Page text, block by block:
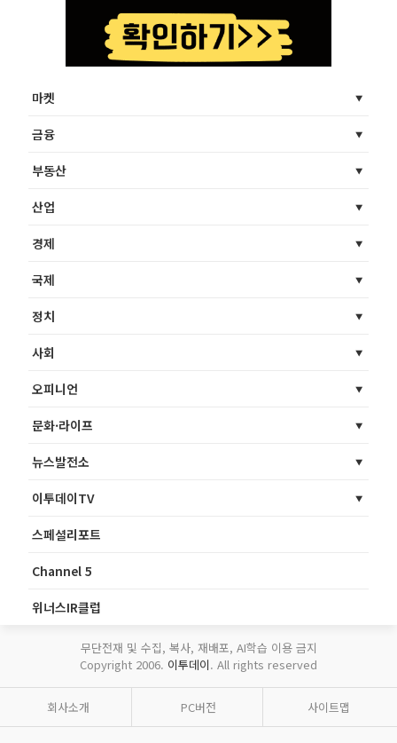
마켓
금융
부동산
산업
경제
국제
정치
사회
오피니언
문화·라이프
뉴스발전소
이투데이TV
스페셜리포트
Channel 5
위너스IR클럽
무단전재 및 수집, 복사, 재배포, AI학습 이용 금지
Copyright 2006. 이투데이. All rights reserved
회사소개 PC버전 사이트맵